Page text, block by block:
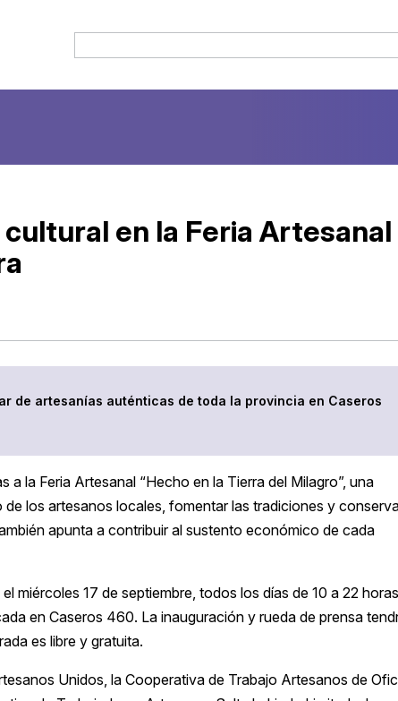
en la Feria Artesanal
de artesanías auténticas de toda la provincia en Caseros
a la Feria Artesanal “Hecho en la Tierra del Milagro”, una
los artesanos locales, fomentar las tradiciones y
apunta a contribuir al sustento económico de cada
miércoles 17 de septiembre, todos los días de 10 a 22
en Caseros 460. La inauguración y rueda de prensa
es libre y gratuita.
Unidos, la Cooperativa de Trabajo Artesanos de